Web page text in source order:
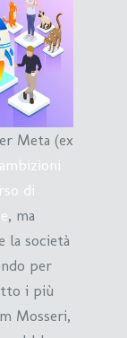
Meta (ex
di
, ma
la società
per
i più
Mosseri,